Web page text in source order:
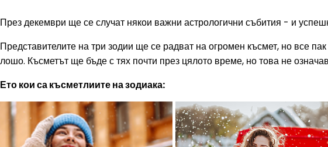
През декември ще се случат някои важни астрологични събития - и
Представителите на три зодии ще се радват на огромен късмет, но все
лошо. Късметът ще бъде с тях почти през цялото време, но това не
Ето кои са късметлиите на зодиака: